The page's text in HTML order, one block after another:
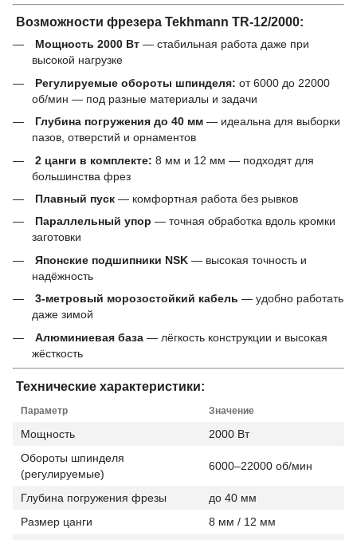
Возможности фрезера Tekhmann TR-12/2000:
Мощность 2000 Вт — стабильная работа даже при
высокой нагрузке
Регулируемые обороты шпинделя: от 6000 до 22000
об/мин — под разные материалы и задачи
Глубина погружения до 40 мм — идеальна для выборки
пазов, отверстий и орнаментов
2 цанги в комплекте: 8 мм и 12 мм — подходят для
большинства фрез
Плавный пуск — комфортная работа без рывков
Параллельный упор — точная обработка вдоль кромки
заготовки
Японские подшипники NSK — высокая точность и
надёжность
3-метровый морозостойкий кабель — удобно работать
даже зимой
Алюминиевая база — лёгкость конструкции и высокая
жёсткость
Технические характеристики:
Параметр Значение
Мощность
2000 Вт
Обороты шпинделя
(регулируемые)
6000–22000 об/мин
Глубина погружения фрезы
до 40 мм
Размер цанги
8 мм / 12 мм